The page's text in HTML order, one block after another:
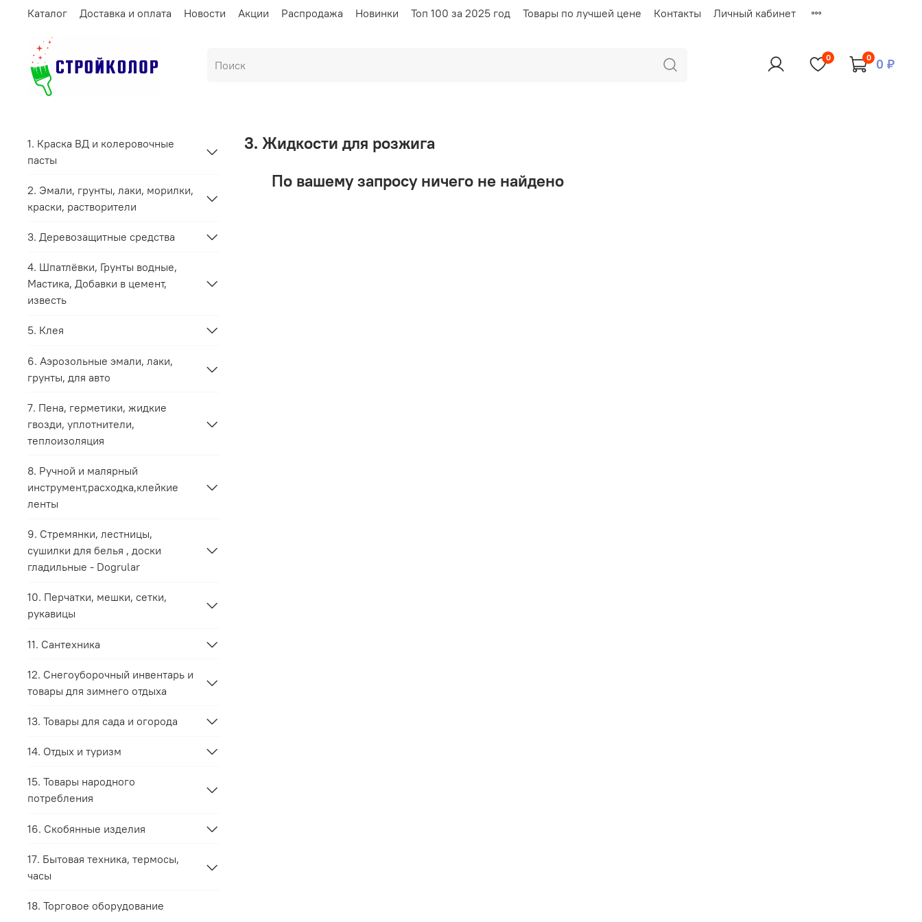
Каталог Доставка и оплата Новости Акции Распродажа Новинки Топ 100 за 2025 год Товары по лучшей цене Контакты Личный кабинет
0 0 0 ₽
3. Жидкости для розжига
По вашему запросу ничего не найдено
1. Краска ВД и колеровочные
пасты
2. Эмали, грунты, лаки, морилки,
краски, растворители
3. Деревозащитные средства
4. Шпатлёвки, Грунты водные,
Мастика, Добавки в цемент,
известь
5. Клея
6. Аэрозольные эмали, лаки,
грунты, для авто
7. Пена, герметики, жидкие
гвозди, уплотнители,
теплоизоляция
8. Ручной и малярный
инструмент,расходка,клейкие
ленты
9. Стремянки, лестницы,
сушилки для белья , доски
гладильные - Dogrular
10. Перчатки, мешки, сетки,
рукавицы
11. Сантехника
12. Снегоуборочный инвентарь и
товары для зимнего отдыха
13. Товары для сада и огорода
14. Отдых и туризм
15. Товары народного
потребления
16. Скобянные изделия
17. Бытовая техника, термосы,
часы
18. Торговое оборудование